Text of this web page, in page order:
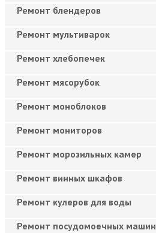
Ремонт блендеров
Ремонт мультиварок
Ремонт хлебопечек
Ремонт мясорубок
Ремонт моноблоков
Ремонт мониторов
Ремонт морозильных камер
Ремонт винных шкафов
Ремонт кулеров для воды
Ремонт посудомоечных машин